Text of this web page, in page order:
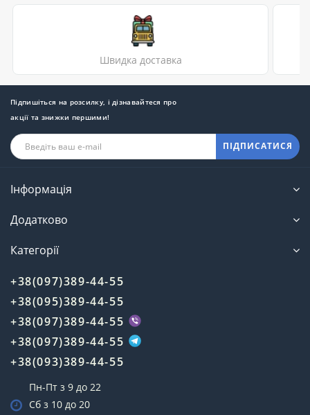
Швидка доставка
Підпишіться на розсилку, і дізнавайтеся про
акції та знижки першими!
ПІДПИСАТИСЯ
Інформація
Додатково
Категорії
+38(097)389-44-55
+38(095)389-44-55
+38(097)389-44-55
+38(097)389-44-55
+38(093)389-44-55
Пн-Пт з 9 до 22
Сб з 10 до 20